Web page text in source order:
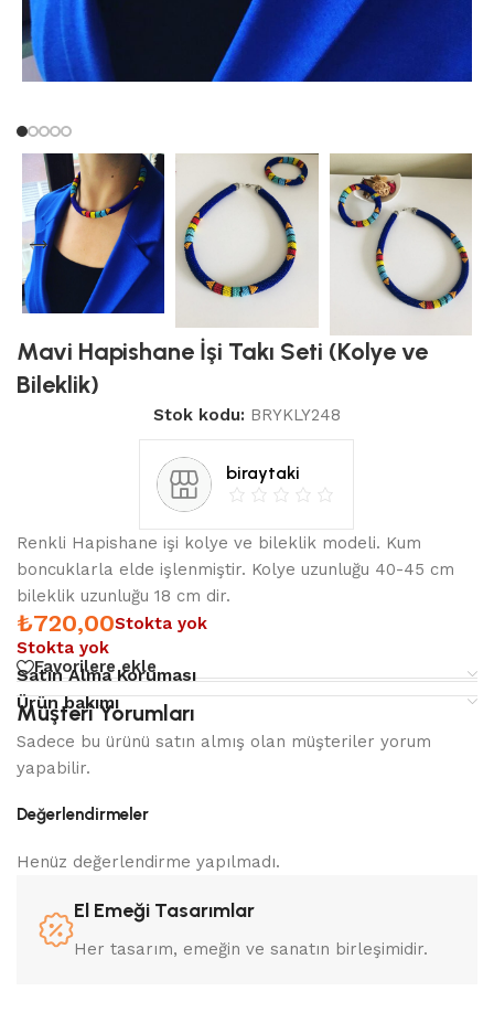
Mavi Hapishane İşi Takı Seti (Kolye ve
Bileklik)
Stok kodu: BRYKLY248
biraytaki
Renkli Hapishane işi kolye ve bileklik modeli. Kum
boncuklarla elde işlenmiştir. Kolye uzunluğu 40-45 cm
bileklik uzunluğu 18 cm dir.
₺720,00Stokta yok
Stokta yok
Favorilere ekle
Satın Alma Koruması
Ürün bakımı
Müşteri Yorumları
Değerlendirmeler
Henüz değerlendirme yapılmadı.
Sadece bu ürünü satın almış olan müşteriler yorum
yapabilir.
El Emeği Tasarımlar
Her tasarım, emeğin ve sanatın birleşimidir.